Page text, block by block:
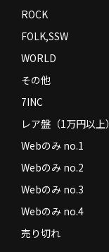
ROCK
FOLK,SSW
WORLD
その他
7INC
レア盤（1万円以上）
Webのみ no.1
Webのみ no.2
Webのみ no.3
Webのみ no.4
売り切れ